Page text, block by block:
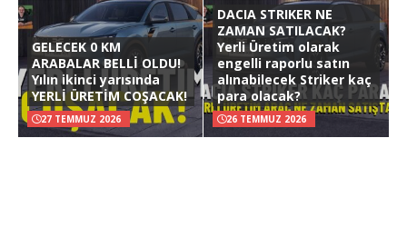
GELECEK 0 KM
ARABALAR BELLİ OLDU!
Yılın ikinci yarısında
YERLİ ÜRETİM COŞACAK!
27 TEMMUZ 2026
DACIA STRIKER NE
ZAMAN SATILACAK?
Yerli Üretim olarak
engelli raporlu satın
alınabilecek Striker kaç
para olacak?
26 TEMMUZ 2026